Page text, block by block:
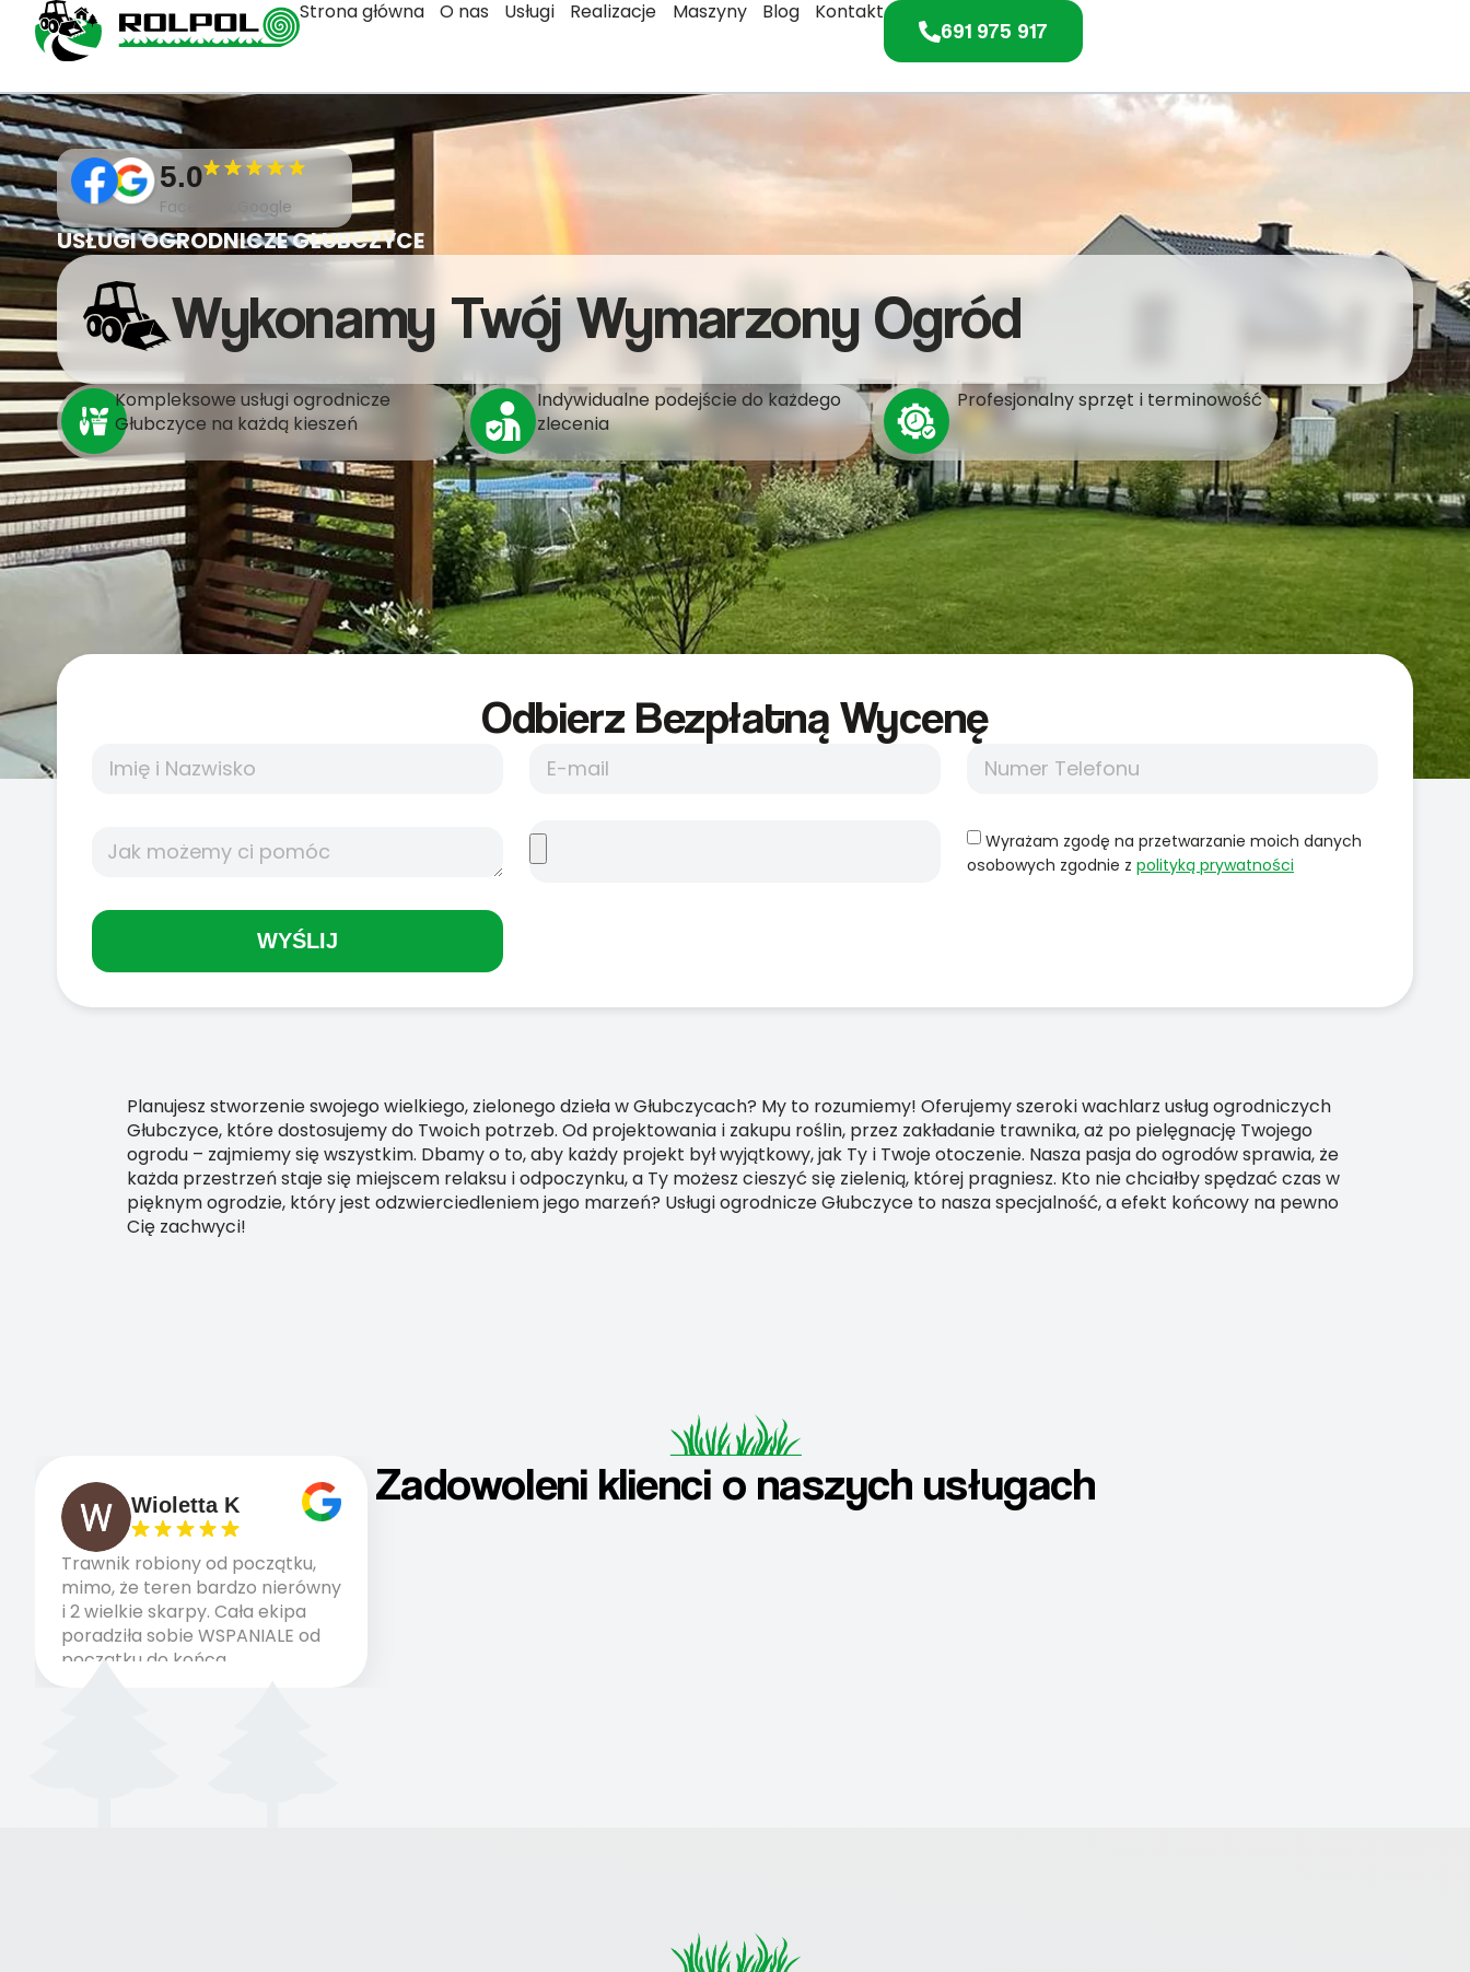
Strona główna O nas Usługi Realizacje Maszyny Blog Kontakt
691 975 917
5.0
Facebook,Google
USŁUGI OGRODNICZE GŁUBCZYCE
Wykonamy Twój Wymarzony Ogród
Kompleksowe usługi ogrodnicze
Głubczyce na każdą kieszeń
Indywidualne podejście do każdego
zlecenia
Profesjonalny sprzęt i terminowość
Odbierz Bezpłatną Wycenę
Wyrażam zgodę na przetwarzanie moich danych
osobowych zgodnie z polityką prywatności
WYŚLIJ
Planujesz stworzenie swojego wielkiego, zielonego dzieła w Głubczycach? My to rozumiemy! Oferujemy szeroki wachlarz usług ogrodniczych
Głubczyce, które dostosujemy do Twoich potrzeb. Od projektowania i zakupu roślin, przez zakładanie trawnika, aż po pielęgnację Twojego
ogrodu – zajmiemy się wszystkim. Dbamy o to, aby każdy projekt był wyjątkowy, jak Ty i Twoje otoczenie. Nasza pasja do ogrodów sprawia, że
każda przestrzeń staje się miejscem relaksu i odpoczynku, a Ty możesz cieszyć się zielenią, której pragniesz. Kto nie chciałby spędzać czas w
pięknym ogrodzie, który jest odzwierciedleniem jego marzeń? Usługi ogrodnicze Głubczyce to nasza specjalność, a efekt końcowy na pewno
Cię zachwyci!
Zadowoleni klienci o naszych usługach
Wioletta K
Trawnik robiony od początku,
mimo, że teren bardzo nierówny
i 2 wielkie skarpy. Cała ekipa
poradziła sobie WSPANIALE od
początku do końca,
profesionalny sprzęt, panowie